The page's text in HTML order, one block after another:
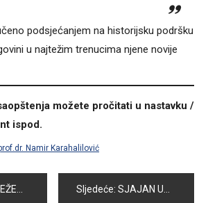
podsjećanjem na historijsku podršku
u najtežim trenucima njene novije
možete pročitati u nastavku /
ispod.
Namir Karahalilović
CENTRA VOGOŠĆA Sljedeće: SJAJAN USPJEH UČENICE OŠ “ZAHID BARUČIJA” AMINE DELIĆ NA KANTONALNOM TAKMIČENJU IZ ISLAMSKE VJERONAUKE